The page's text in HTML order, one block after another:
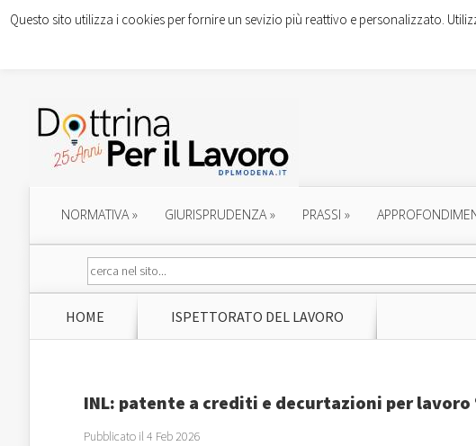
NORMATIVA» GIURISPRUDENZA» PRASSI »
HOME ISPETTORATO DEL LAVORO
INL: patente a crediti e decurtazioni per lavoro
Pubblicato il 4 Feb 2026
Questo sito utilizza i cookies per fornire un sevizio più reattivo e personalizzato.